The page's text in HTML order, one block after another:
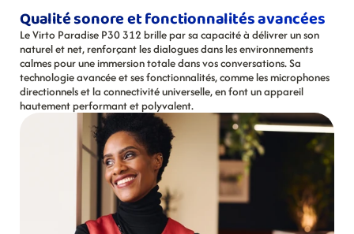
Qualité sonore et fonctionnalités avancées
Le Virto Paradise P30 312 brille par sa capacité à délivrer un son
naturel et net, renforçant les dialogues dans les environnements
calmes pour une immersion totale dans vos conversations. Sa
technologie avancée et ses fonctionnalités, comme les microphones
directionnels et la connectivité universelle, en font un appareil
hautement performant et polyvalent.